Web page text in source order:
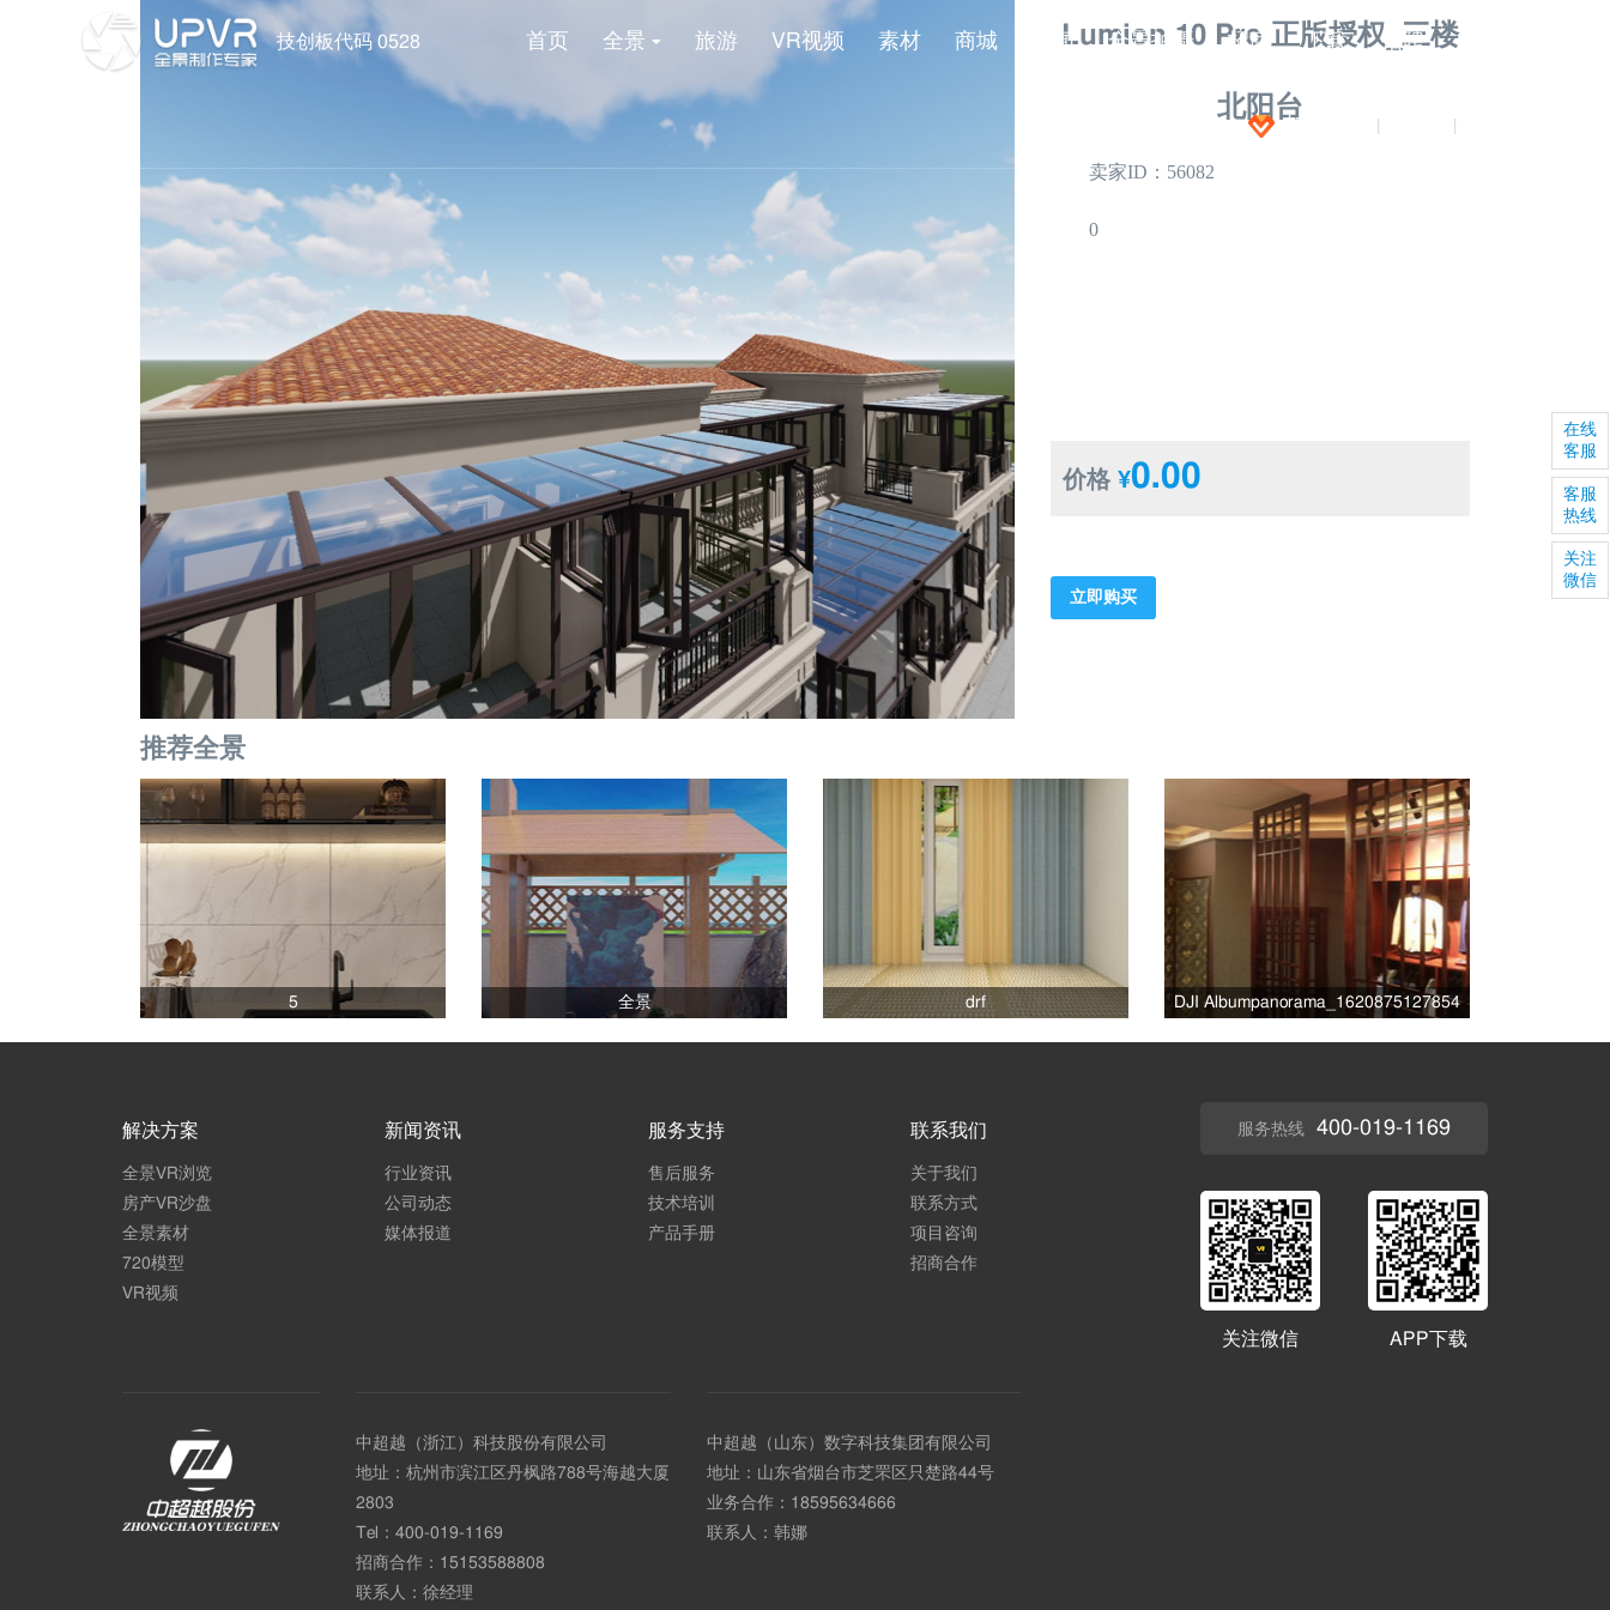
技创板代码 0528 首页 全景 旅游 VR视频 素材 商城 新闻 全景拍摄 招商 下载 招聘
加入VIP
Lumion 10 Pro 正版授权_三楼
北阳台
卖家ID：56082
0
价格 ¥0.00
立即购买
推荐全景
5 全景 drf DJI Albumpanorama_1620875127854
解决方案
全景VR浏览
房产VR沙盘
全景素材
720模型
VR视频
新闻资讯
行业资讯
公司动态
媒体报道
服务支持
售后服务
技术培训
产品手册
联系我们
关于我们
联系方式
项目咨询
招商合作
服务热线 400-019-1169
关注微信 APP下载
中超越（浙江）科技股份有限公司
地址：杭州市滨江区丹枫路788号海越大厦
2803
Tel： 400-019-1169
招商合作： 15153588808
联系人：徐经理
中超越（山东）数字科技集团有限公司
地址：山东省烟台市芝罘区只楚路44号
业务合作： 18595634666
联系人：韩娜
在线
客服
客服
热线
关注
微信